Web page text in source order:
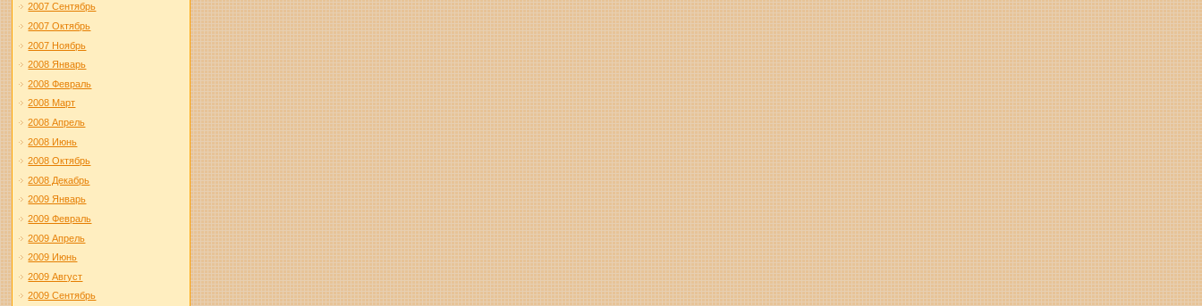
2007 Сентябрь
2007 Октябрь
2007 Ноябрь
2008 Январь
2008 Февраль
2008 Март
2008 Апрель
2008 Июнь
2008 Октябрь
2008 Декабрь
2009 Январь
2009 Февраль
2009 Апрель
2009 Июнь
2009 Август
2009 Сентябрь